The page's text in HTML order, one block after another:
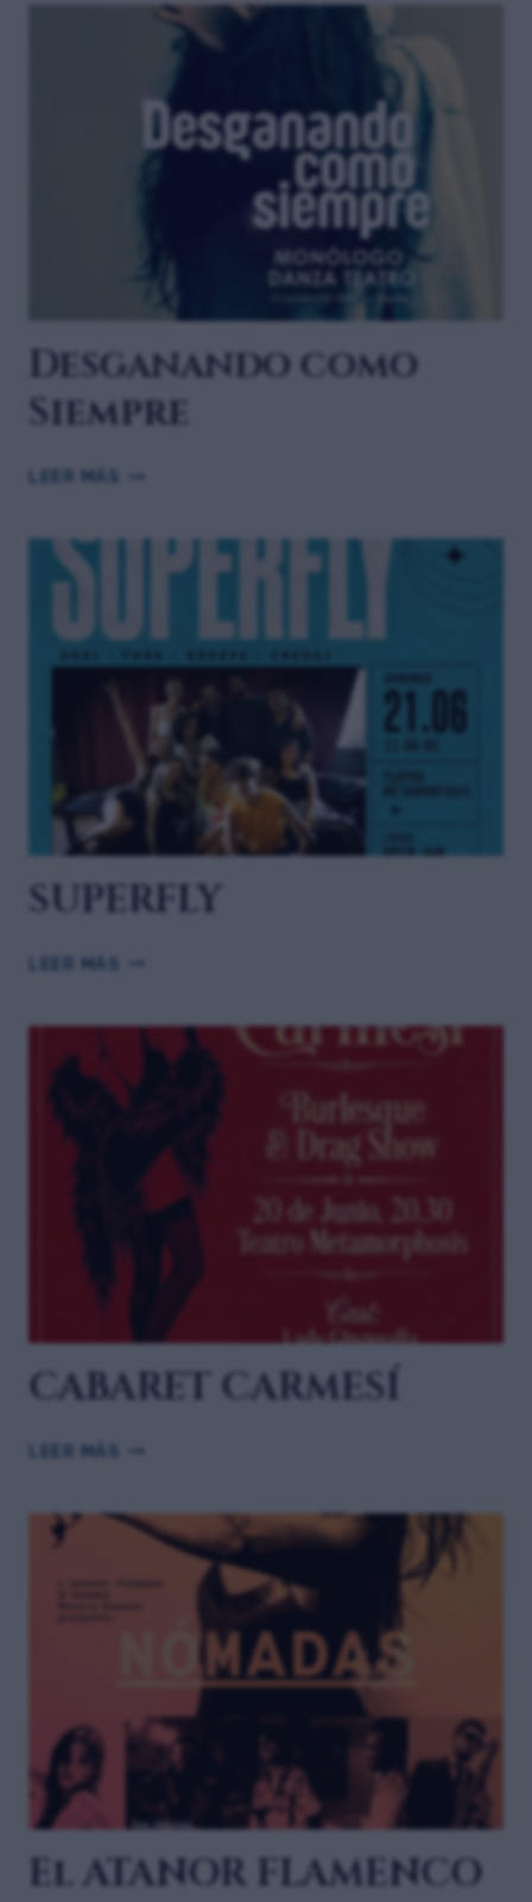
Desganando como
Siempre
LEER MÁS
SUPERFLY
LEER MÁS
CABARET CARMESÍ
LEER MÁS
El ATANOR FLAMENCO